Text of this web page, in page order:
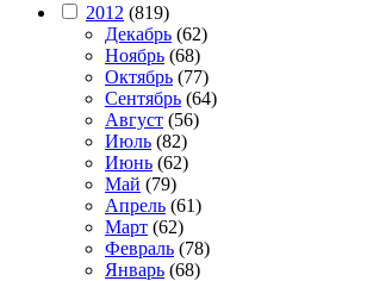
2012 (819)
Декабрь (62)
Ноябрь (68)
Октябрь (77)
Сентябрь (64)
Август (56)
Июль (82)
Июнь (62)
Май (79)
Апрель (61)
Март (62)
Февраль (78)
Январь (68)